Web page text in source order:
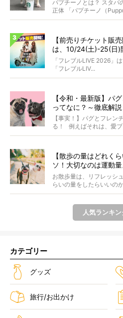
パプチーノとは？ スタバ
正体 「パプチーノ（
【前売りチケット販
は、10/24(土)-25(日)
ンプ・前夜祭・バス
「フレブルLIVE 2026」
「フレブルLIV...
【令和・最新版】パ
ってなに？～徹底解説
【事実！】パグとフレン
る！ 例えばそれは、愛
【散歩の量はどれく
ソ！大切なのは運動
歩にまつわる疑問FAQ
お散歩量は、リフレッ
らいの量をしたらいい
人気ランキ
カテゴリー
グッズ
旅行/お出かけ